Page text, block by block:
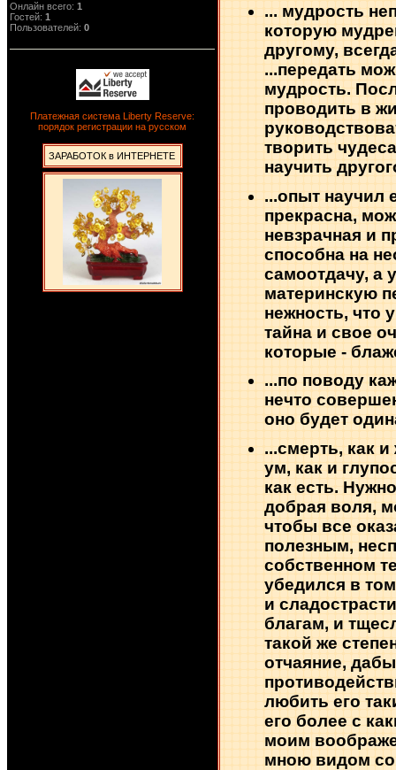
Онлайн всего: 1
Гостей: 1
Пользователей: 0
Платежная система Liberty Reserve:
порядок регистрации на русском
ЗАРАБОТОК в ИНТЕРНЕТЕ
... мудрость
которую
другому,
...передать
мудрость.
проводить в
творить
научить
...опыт научил
прекрасна,
невзрачная и
способна на
самоотдачу, а
материнскую
нежность, что
тайна и свое
которые -
...по поводу
нечто
оно будет
...смерть, как и
ум, как и
как есть.
добрая воля,
чтобы все
полезным,
собственном
убедился в
и
благам, и
такой же
отчаяние,
любить его
его более с
моим
мною видом